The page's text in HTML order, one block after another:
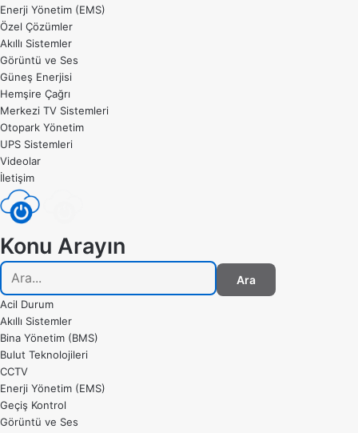
Enerji Yönetim (EMS)
Özel Çözümler
Akıllı Sistemler
Görüntü ve Ses
Güneş Enerjisi
Hemşire Çağrı
Merkezi TV Sistemleri
Otopark Yönetim
UPS Sistemleri
Videolar
İletişim
Konu Arayın
Ara
Acil Durum
Akıllı Sistemler
Bina Yönetim (BMS)
Bulut Teknolojileri
CCTV
Enerji Yönetim (EMS)
Geçiş Kontrol
Görüntü ve Ses